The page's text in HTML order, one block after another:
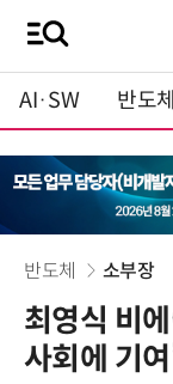
AI·SW 반도체
반도체 소부장
최영식 비
사회에 기